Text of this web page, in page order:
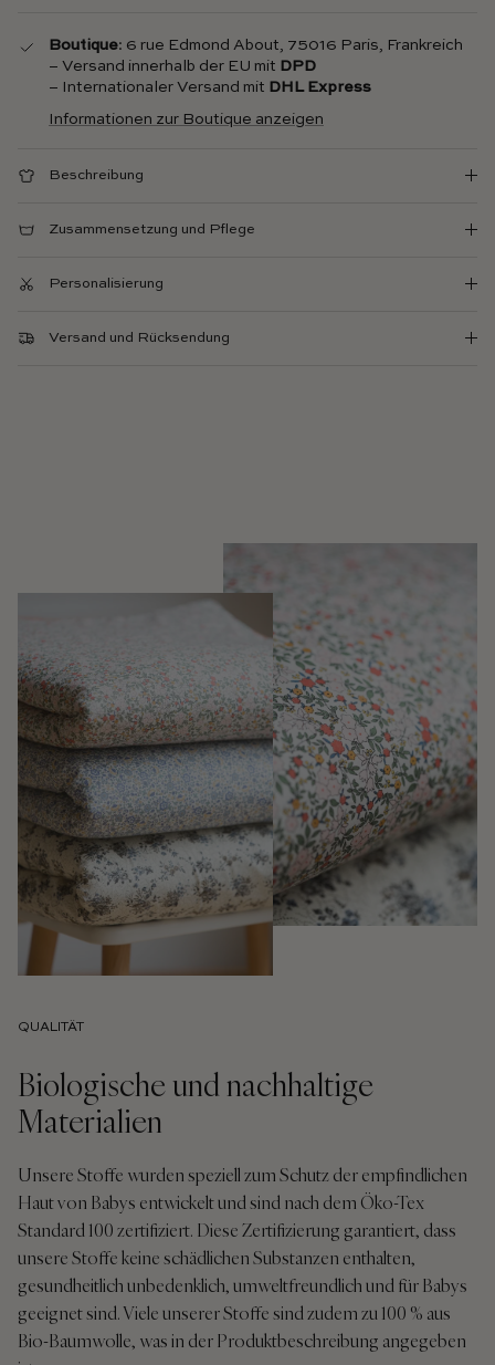
Boutique: 6 rue Edmond About, 75016 Paris, Frankreich
– Versand innerhalb der EU mit DPD
– Internationaler Versand mit DHL Express
Informationen zur Boutique anzeigen
Beschreibung
Zusammensetzung und Pflege
Personalisierung
Versand und Rücksendung
QUALITÄT
Biologische und nachhaltige
Materialien
Unsere Stoffe wurden speziell zum Schutz der empfindlichen
Haut von Babys entwickelt und sind nach dem Öko-Tex
Standard 100 zertifiziert. Diese Zertifizierung garantiert, dass
unsere Stoffe keine schädlichen Substanzen enthalten,
gesundheitlich unbedenklich, umweltfreundlich und für Babys
geeignet sind. Viele unserer Stoffe sind zudem zu 100 % aus
Bio-Baumwolle, was in der Produktbeschreibung angegeben